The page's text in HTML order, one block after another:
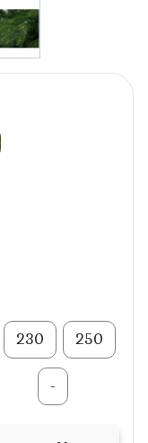
230 250
-